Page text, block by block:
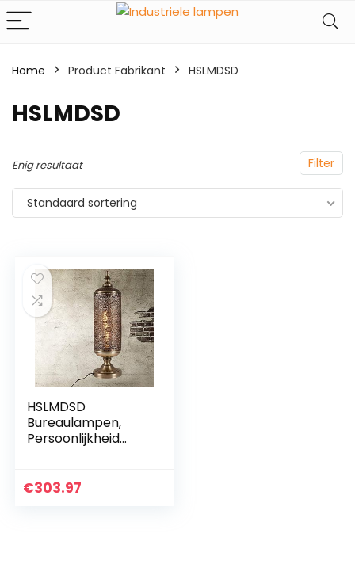
Home Product Fabrikant ‎HSLMDSD
‎HSLMDSD
Filter
Enig resultaat
Standaard sortering
HSLMDSD
Bureaulampen,
Persoonlijkheid
Restaurant Bar
€303.97